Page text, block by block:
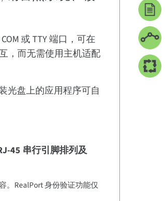
或 TTY 端口，可在
，而无需使用主机适配
光盘上的应用程序可自
45 串行引脚排列及
。RealPort 身份验证功能仅